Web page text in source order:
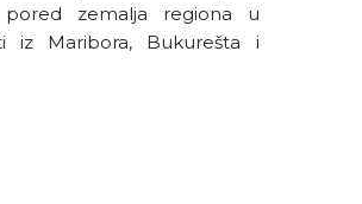
zemalja regiona u
iz Maribora, Bukurešta i